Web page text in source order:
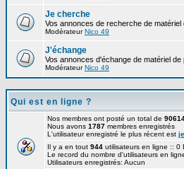
Je cherche
Vos annonces de recherche de matériel
ModérateurNico 49
J'échange
Vos annonces d'échange de matériel de
ModérateurNico 49
Qui est en ligne ?
Nos membres ont posté un total de
Nous avons 1787 membres enregistrés
L'utilisateur enregistré le plus récent est
Il y a en tout 944 utilisateurs en ligne ::
Le record du nombre d'utilisateurs en
Utilisateurs enregistrés: Aucun